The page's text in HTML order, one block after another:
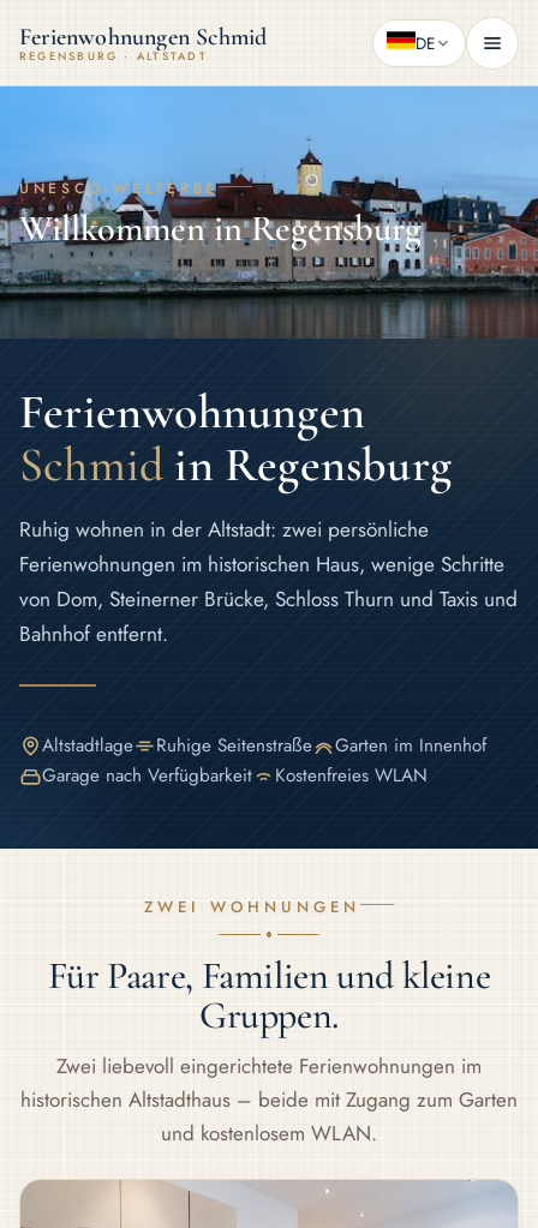
Ferienwohnungen Schmid
REGENSBURG · ALTSTADT
DE
UNESCO-WELTERBE
Willkommen in Regensburg
Ferienwohnungen
Schmid in Regensburg
Ruhig wohnen in der Altstadt: zwei persönliche
Ferienwohnungen im historischen Haus, wenige Schritte
von Dom, Steinerner Brücke, Schloss Thurn und Taxis und
Bahnhof entfernt.
Altstadtlage Ruhige Seitenstraße
Garten im Innenhof
Garage nach Verfügbarkeit
Kostenfreies WLAN
ZWEI WOHNUNGEN
Für Paare, Familien und kleine
Gruppen.
Zwei liebevoll eingerichtete Ferienwohnungen im
historischen Altstadthaus – beide mit Zugang zum Garten
und kostenlosem WLAN.